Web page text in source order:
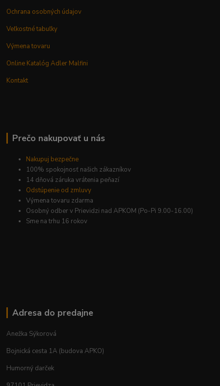
Ochrana osobných údajov
Veľkostné tabuľky
Výmena tovaru
Online Katalóg Adler Malfini
Kontakt
Prečo nakupovať u nás
Nakupuj bezpečne
100% spokojnosť našich zákazníkov
14 dňová záruka vrátenia peňazí
Odstúpenie od zmluvy
Výmena tovaru zdarma
Osobný odber v Prievidzi nad APKOM (Po-Pi 9.00-16.00)
Sme na trhu 16 rokov
Adresa do predajne
Anežka Sýkorová
Bojnická cesta 1A (budova APKO)
Humorný darček